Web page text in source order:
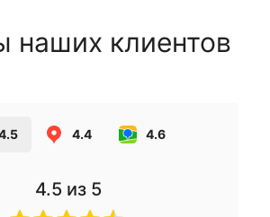
наших клиентов
4.4 4.6
4.5 из 5